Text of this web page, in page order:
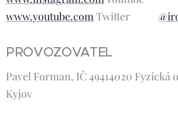
www.youtube.comTwitter
PROVOZOVATEL
Pavel Forman, IČ 49414020 Fyzická
Kyjov